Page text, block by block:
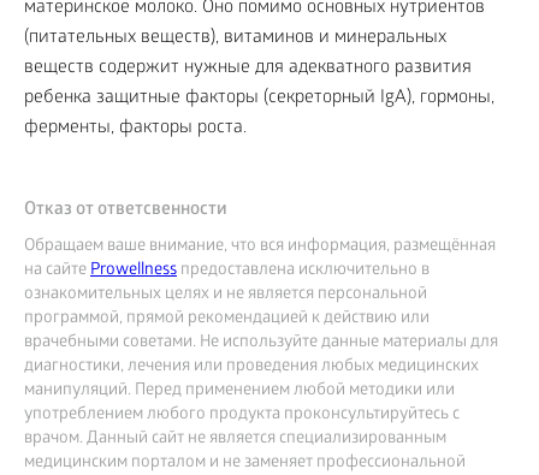
материнское молоко. Оно помимо основных нутриентов
(питательных веществ), витаминов и минеральных
веществ содержит нужные для адекватного развития
ребенка защитные факторы (секреторный IgA), гормоны,
ферменты, факторы роста.
Отказ от ответсвенности
Обращаем ваше внимание, что вся информация, размещённая
на сайтеProwellness предоставлена исключительно в
ознакомительных целях и не является персональной
программой, прямой рекомендацией к действию или
врачебными советами. Не используйте данные материалы для
диагностики, лечения или проведения любых медицинских
манипуляций. Перед применением любой методики или
употреблением любого продукта проконсультируйтесь с
врачом. Данный сайт не является специализированным
медицинским порталом и не заменяет профессиональной